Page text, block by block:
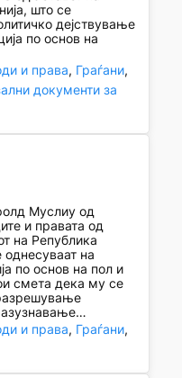
што се
дејствување
по основ на
и права, Граѓани
документи за
Муслиу од
и правата од
на Република
на
по основ на пол и
смета дека му се
и права, Граѓани